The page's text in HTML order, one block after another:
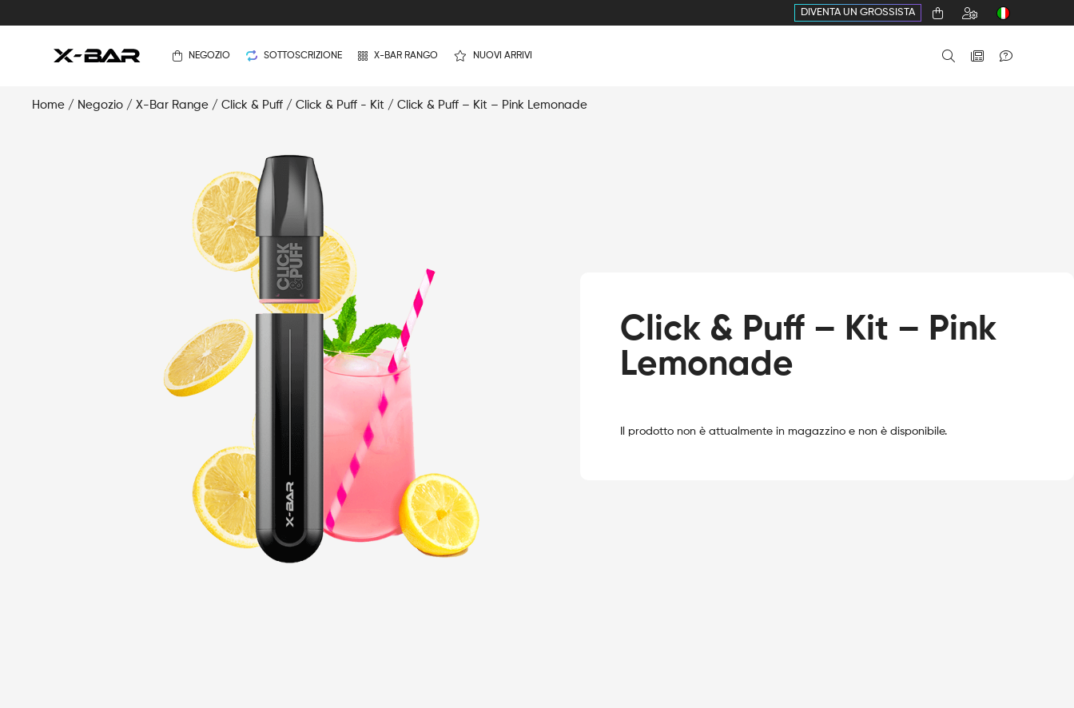
DIVENTA UN GROSSISTA
NEGOZIO SOTTOSCRIZIONE X-BAR RANGO NUOVI ARRIVI
Home / Negozio / X-Bar Range / Click & Puff / Click & Puff - Kit / Click & Puff – Kit – Pink Lemonade
Click & Puff – Kit – Pink
Lemonade
Il prodotto non è attualmente in magazzino e non è disponibile.